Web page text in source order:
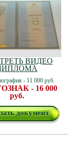
ВИДЕО
- 11 000 руб.
- 16 000
руб.
документ